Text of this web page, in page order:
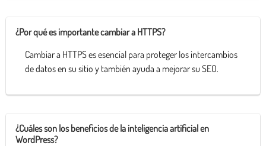
¿Por qué es importante cambiar a HTTPS?
Cambiar a HTTPS es esencial para proteger los intercambios
de datos en su sitio y también ayuda a mejorar su SEO.
¿Cuáles son los beneficios de la inteligencia artificial en
WordPress?